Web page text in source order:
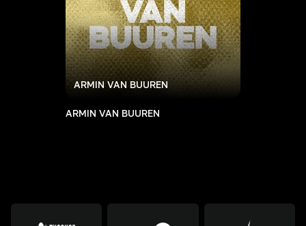
ARMIN VAN BUUREN
ARMIN VAN BUUREN